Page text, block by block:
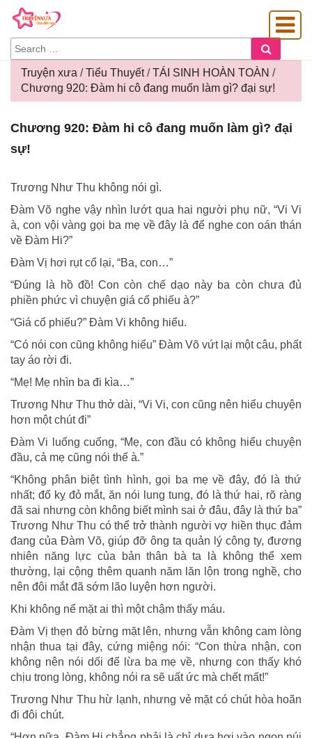
SEARCH
FOR:
Truyện xưa /Tiểu Thuyết/TÁI SINH HOÀN TOÀN /
Chương 920: Đàm hi cô đang muốn làm gì? đại sự!
920:
cô
đang
muốn
làm
đại
Chương 920: Đàm hi cô đang muốn làm gì? đại
sự!
Trương Như Thu không nói gì.
Đàm Võ nghe vậy nhìn lướt qua hai người phụ nữ, “Vi Vi
à, con vội vàng gọi ba mẹ về đây là để nghe con oán thán
về Đàm Hi?”
Đàm Vị hơi rụt cổ lại, “Ba, con…”
“Đúng là hồ đồ! Con còn chế dạo này ba còn chưa đủ
phiền phức vì chuyện giá cổ phiếu à?”
“Giá cổ phiếu?” Đàm Vi không hiểu.
“Có nói con cũng không hiểu” Đàm Võ vứt lại một câu, phất
tay áo rời đi.
“Mẹ! Mẹ nhìn ba đi kìa…”
Trương Như Thu thở dài, “Vi Vi, con cũng nên hiểu chuyện
hơn một chút đi”
Đàm Vi luống cuống, “Mẹ, con đầu có không hiểu chuyện
đầu, cả mẹ cũng nói thế à.”
“Không phân biệt tình hình, gọi ba mẹ về đây, đó là thứ
nhất; đố kỵ đỏ mắt, ăn nói lung tung, đó là thứ hai, rõ ràng
đã sai nhưng còn không biết mình sai ở đâu, đây là thứ ba”
Trương Như Thu có thể trở thành người vợ hiền thục đảm
đang của Đàm Võ, giúp đỡ ông ta quản lý công ty, đương
nhiên năng lực của bản thân bà ta là không thể xem
thường, lại cộng thêm quanh năm lăn lộn trong nghề, cho
nên đôi mắt đã sớm lão luyện hơn người.
Khi không nể mặt ai thì một chậm thấy máu.
Đàm Vị thẹn đỏ bừng mặt lên, nhưng vẫn không cam lòng
nhận thua tại đây, cứng miệng nói: “Con thừa nhận, con
không nên nói dối để lừa ba mẹ về, nhưng con thấy khó
chịu trong lòng, không nói ra sẽ uất ức mà chết mất!”
Trương Như Thu hừ lạnh, nhưng vẻ mặt có chút hòa hoãn
đi đôi chút.